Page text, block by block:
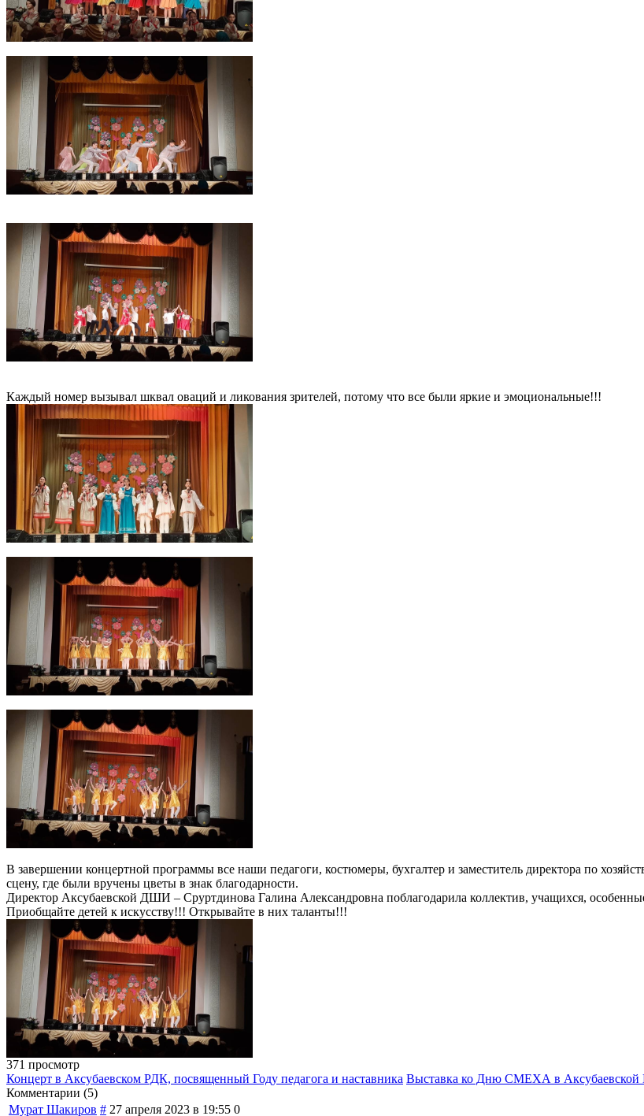
Каждый номер вызывал шквал оваций и ликования зрителей, потому что все были яркие и эмоциональные!!!
В завершении концертной программы все наши педагоги, костюмеры, бухгалтер и заместитель директора по
сцену, где были вручены цветы в знак благодарности.
Директор Аксубаевской ДШИ – Сруртдинова Галина Александровна поблагодарила коллектив, учащихся,
Приобщайте детей к искусству!!! Открывайте в них таланты!!!
371 просмотр
Концерт в Аксубаевском РДК, посвященный Году педагога и наставника Выставка ко Дню СМЕХА в
Комментарии (5)
Мурат Шакиров # 27 апреля 2023 в 19:55 0